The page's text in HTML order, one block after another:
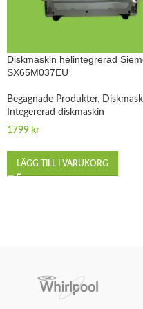
Diskmaskin helintegrerad
SX65M037EU
Begagnade Produkter,
Integererad diskmaskin
1799 kr
LÄGG TILL I VARUKORG